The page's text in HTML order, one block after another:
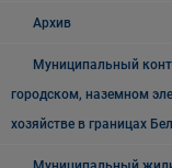
Архив
Муниципальный
городском, наземном
хозяйстве в границах